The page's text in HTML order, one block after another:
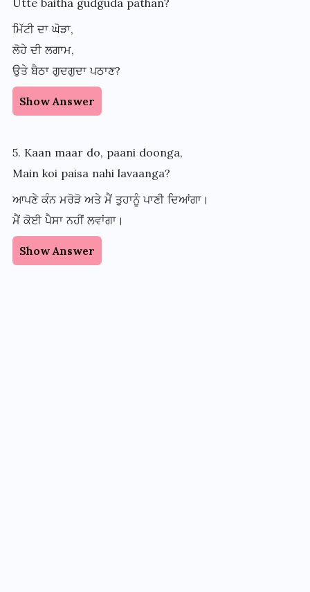
Utte baitha gudguda pathan?
ਮਿੱਟੀ ਦਾ ਘੋੜਾ,
ਲੋਹੇ ਦੀ ਲਗਾਮ,
ਉਤੇ ਬੈਠਾ ਗੁਦਗੁਦਾ ਪਠਾਣ?
Show Answer
5. Kaan maar do, paani doonga,
Main koi paisa nahi lavaanga?
ਆਪਣੇ ਕੰਨ ਮਰੋੜੋ ਅਤੇ ਮੈਂ ਤੁਹਾਨੂੰ ਪਾਣੀ ਦਿਆਂਗਾ।
ਮੈਂ ਕੋਈ ਪੈਸਾ ਨਹੀਂ ਲਵਾਂਗਾ।
Show Answer